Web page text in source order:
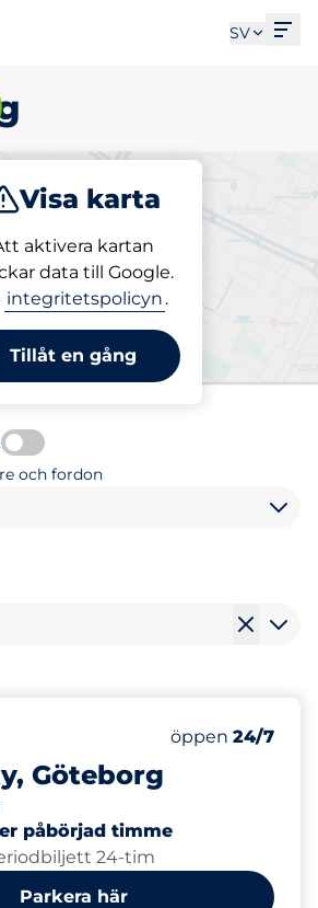
SV
Visa karta
aktivera kartan
data till Google.
integritetspolicyn .
Tillåt en gång
Ladda
i
och fordon
Göteborg
Antal
Totalt antal
Lördag
öppen 24/7
påbörjad timme
24-tim
Parkera här